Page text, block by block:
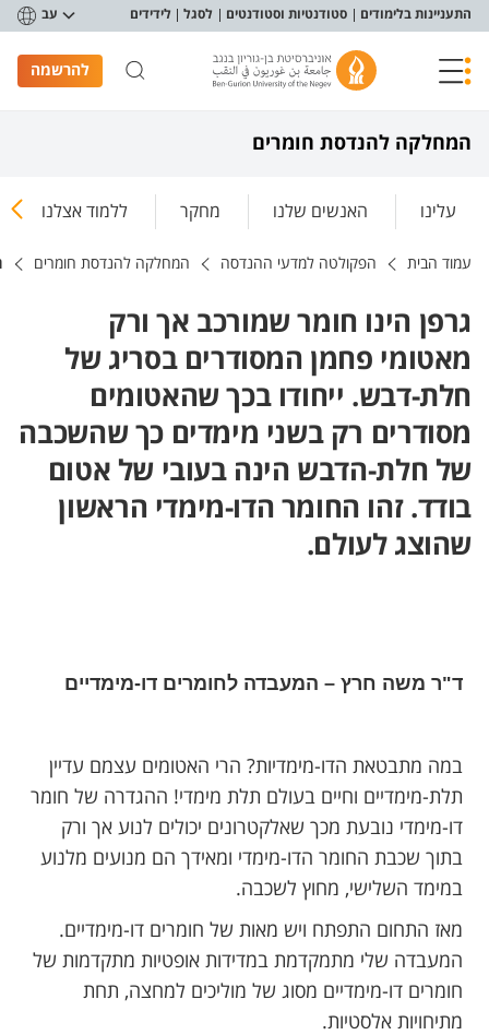
תפריט נגישות
התעניינות בלימודים סטודנטיות וסטודנטים לסגל לידידים עב
להרשמה
המחלקה להנדסת חומרים
עלינו האנשים שלנו מחקר ללמוד אצלנו
עמוד הבית הפקולטה למדעי ההנדסה המחלקה להנדסת חומרים
גרפן הינו חומר שמורכב אך ורק
מאטומי פחמן המסודרים בסריג של
חלת-דבש. ייחודו בכך שהאטומים
מסודרים רק בשני מימדים כך שהשכבה
של חלת-הדבש הינה בעובי של אטום
בודד. זהו החומר הדו-מימדי הראשון
שהוצג ל​​​עולם.
ד"ר משה חרץ – המעבדה לחומרים דו-מימדיים
במה מתבטאת הדו-מימדיות? הרי האטומים עצמם עדיין
תלת-מימדיים וחיים בעולם תלת מימדי! ההגדרה של חומר
דו-מימדי נובעת מכך שאלקטרונים יכולים לנוע אך ורק
בתוך שכבת החומר הדו-מימדי ומאידך הם מנועים מלנוע
במימד השלישי, מחוץ לשכבה.
מאז התחום התפתח ויש מאות של חומרים דו-מימדיים.
המעבדה שלי מתמקדמת במדידות אופטיות מתקדמות של
חומרים דו-מימדיים מסוג של מוליכים למחצה, תחת
מתיחויות אלסטיות.